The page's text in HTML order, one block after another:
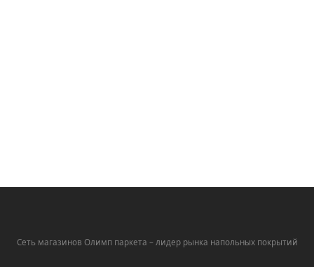
Сеть магазинов Олимп паркета – лидер рынка напольных покрытий